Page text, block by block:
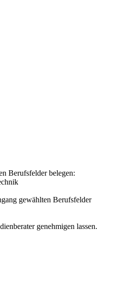
Berufsfelder belegen:
gewählten Berufsfelder
genehmigen lassen.